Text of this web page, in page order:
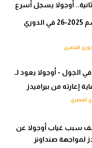
38 ثانية.. أوجولا يسجل أسرع
أهداف موسم 2025-26 في الدوري
المصري
في الجول - أوجولا يعود لـ
إعارته من بيراميدز
المصري
سبب غياب أوجولا عن
لمواجهة صنداونز